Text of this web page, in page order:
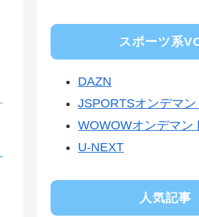
スポーツ系
DAZN
JSPORTSオンデマン
WOWOWオンデマン
U-NEXT
人気記事